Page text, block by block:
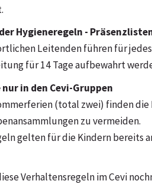
Hygieneregeln -
Leitenden führen für
für 14 Tage aufbewahrt
in den Cevi-Gruppen
(total zwei) finden
zu vermeiden.
gelten für die Kindern bereits
Verhaltensregeln im Cevi